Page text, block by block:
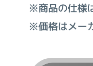
※商品の仕様
※価格はメー